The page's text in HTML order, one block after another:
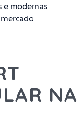
e modernas
NA